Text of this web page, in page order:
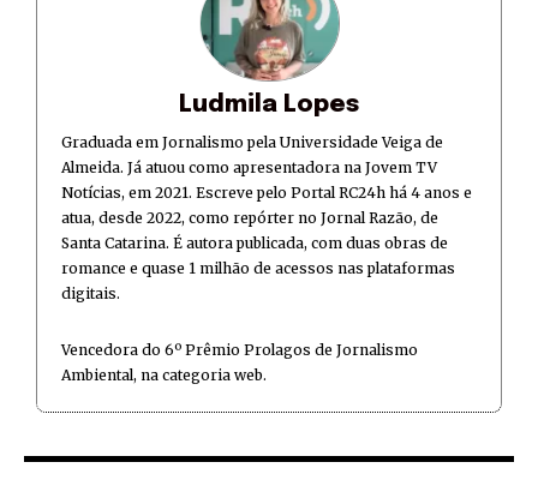
Ludmila Lopes
Graduada em Jornalismo pela Universidade Veiga de
Almeida. Já atuou como apresentadora na Jovem TV
Notícias, em 2021. Escreve pelo Portal RC24h há 4 anos e
atua, desde 2022, como repórter no Jornal Razão, de
Santa Catarina. É autora publicada, com duas obras de
romance e quase 1 milhão de acessos nas plataformas
digitais.
Vencedora do 6º Prêmio Prolagos de Jornalismo
Ambiental, na categoria web.